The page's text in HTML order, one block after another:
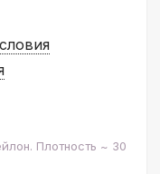
Плотность ~ 30